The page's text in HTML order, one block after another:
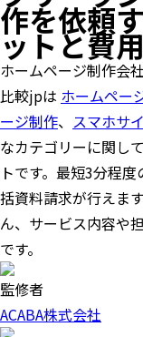
作を依頼
ットと費
ホームページ制作会
比較jpは ホームペー
ージ制作、 スマホサ
なカテゴリーに関し
トです。最短3分程
括資料請求が行えま
ん、サービス内容や
です。
監修者
ACABA株式会社